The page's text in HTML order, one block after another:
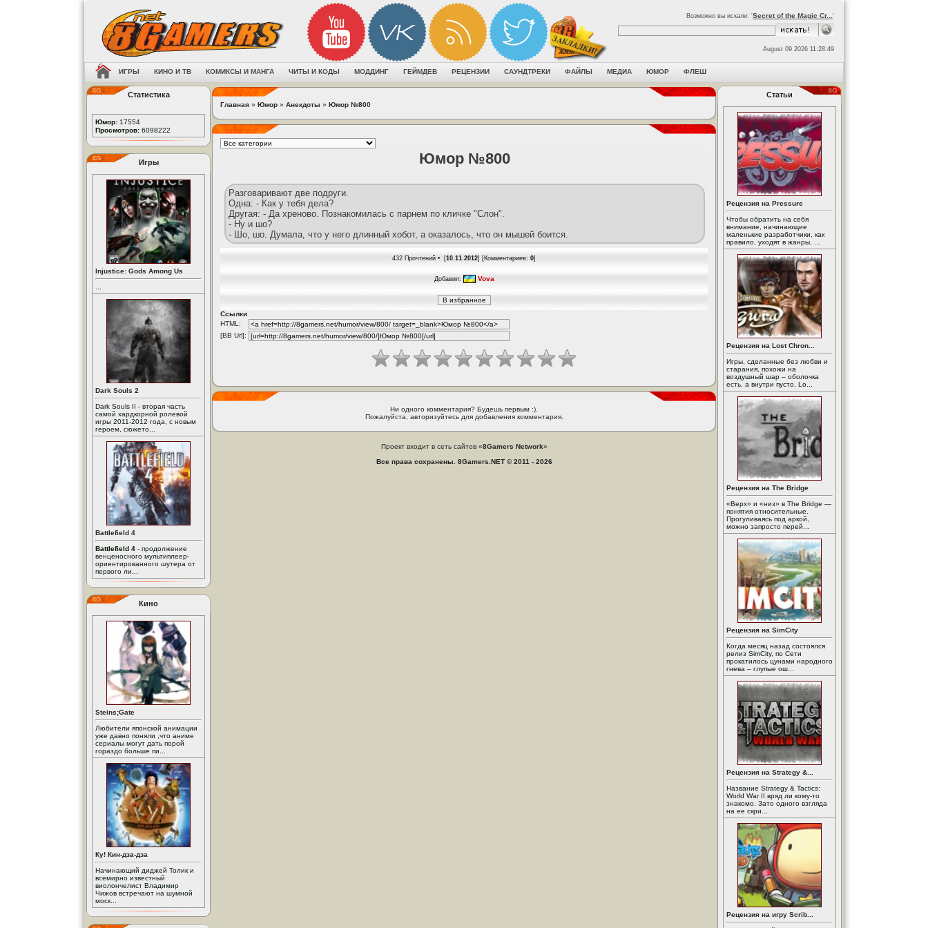
Возможно вы искали: 'Secret of the Magic Cr... '
August 09 2026 11:28:49
ИГРЫ КИНО И ТВ КОМИКСЫ И МАНГА ЧИТЫ И КОДЫ МОДДИНГ ГЕЙМДЕВ РЕЦЕНЗИИ САУНДТРЕКИ ФАЙЛЫ МЕДИА ЮМОР ФЛЕШ
Статистика
Юмор: 17554
Просмотров: 6098222
Игры
Injustice: Gods Among Us
Dark Souls 2
Dark Souls II - вторая часть
самой хардкорной ролевой
игры 2011-2012 года, с новым
героем, сюжето...
Battlefield 4
Battlefield 4 - продолжение
венценосного мультиплеер-
ориентированного шутера от
первого ли...
Кино
Steins;Gate
Любители японской анимации
уже давно поняли ,что аниме
сериалы могут дать порой
гораздо больше пи...
Ку! Кин-дза-дза
Начинающий диджей Толик и
всемирно известный
виолончелист Владимир
Чижов встречают на шумной
моск...
Главная » Юмор » Анекдоты » Юмор №800
Юмор №800
Разговаривают две подруги.
Одна: - Как у тебя дела?
Другая: - Да хреново. Познакомилась с парнем по кличке "Слон".
- Ну и шо?
- Шо, шо. Думала, что у него длинный хобот, а оказалось, что он мышей боится.
432 Прочтений • [10.11.2012] [Комментариев: 0]
Добавил: Vova
Ссылки
HTML:
[BB Url]:
Ни одного комментария? Будешь первым :).
Пожалуйста, авторизуйтесь для добавления комментария.
Проект входит в сеть сайтов «8Gamers Network»
Все права сохранены. 8Gamers.NET © 2011 - 2026
Статьи
Рецензия на Pressure
Чтобы обратить на себя
внимание, начинающие
маленькие разработчики, как
правило, уходят в жанры, ...
Рецензия на Lost Chron...
Игры, сделанные без любви и
старания, похожи на
воздушный шар – оболочка
есть, а внутри пусто. Lo...
Рецензия на The Bridge
«Верх» и «низ» в The Bridge —
понятия относительные.
Прогуливаясь под аркой,
можно запросто перей...
Рецензия на SimCity
Когда месяц назад состоялся
релиз SimCity, по Сети
прокатилось цунами народного
гнева – глупые ош...
Рецензия на Strategy &...
Название Strategy & Tactics:
World War II вряд ли кому-то
знакомо. Зато одного взгляда
на ее скри...
Рецензия на игру Scrib...